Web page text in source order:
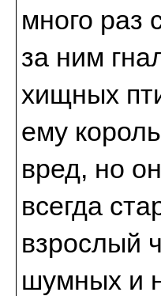
много раз
за ним
хищных
ему
вред, но
всегда
взрослый
шумных и